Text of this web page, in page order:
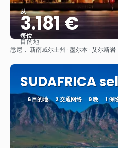
从
3.181 €
每位
看到
目的地
悉尼， 新南威尔士州 · 墨尔本 · 艾尔斯
SUDAFRICA
6 目的地 2 交通网络 9 晚 1 保